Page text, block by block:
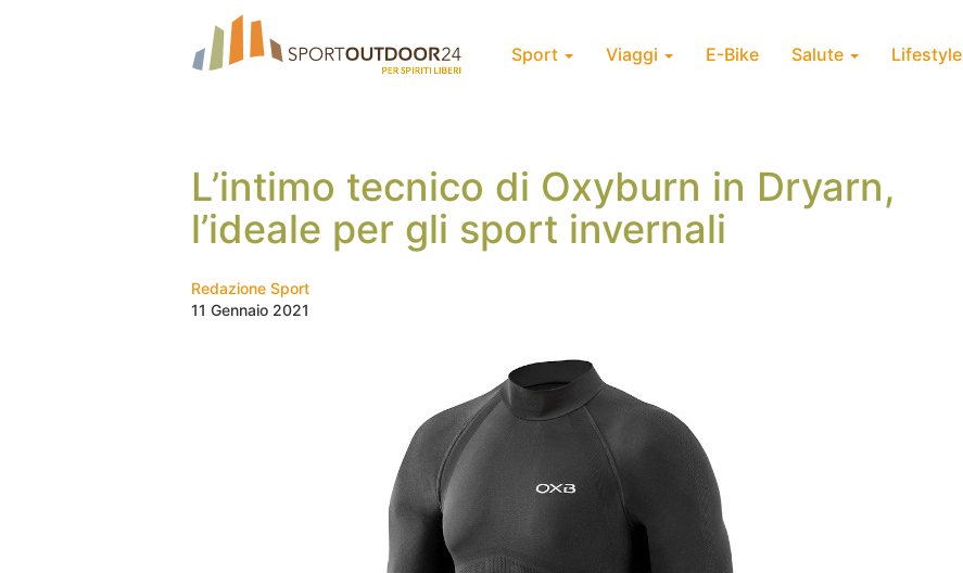
Sport Viaggi E-Bike Salute Lifestyle
L’intimo tecnico di Oxyburn in Dryarn,
l’ideale per gli sport invernali
Redazione Sport
11 Gennaio 2021